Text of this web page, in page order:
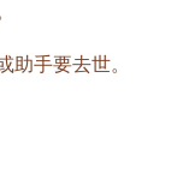
手要去世。